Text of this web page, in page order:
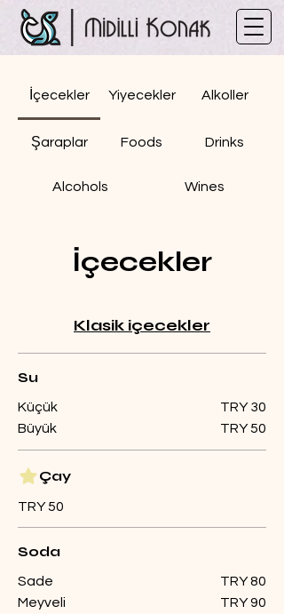
İçecekler Yiyecekler Alkoller
Şaraplar Foods Drinks
Alcohols Wines
İçecekler
Klasik içecekler
Su
Küçük
TRY 30
Büyük
TRY 50
Çay
TRY 50
Soda
Sade
TRY 80
Meyveli
TRY 90